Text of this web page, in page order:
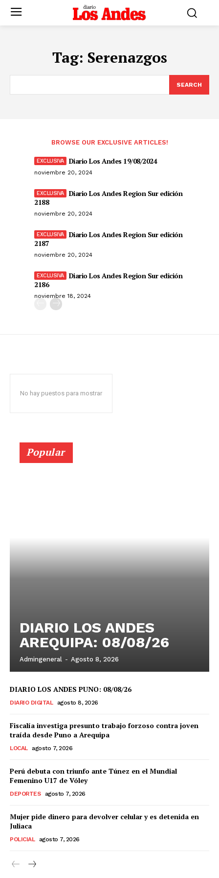
Tag: Serenazgos
SEARCH
BROWSE OUR EXCLUSIVE ARTICLES!
Diario Los Andes 19/08/2024
noviembre 20, 2024
Diario Los Andes Region Sur edición
2188
noviembre 20, 2024
Diario Los Andes Region Sur edición
2187
noviembre 20, 2024
Diario Los Andes Region Sur edición
2186
noviembre 18, 2024
No hay puestos para mostrar
Popular
DIARIO LOS ANDES
AREQUIPA: 08/08/26
Admingeneral - Agosto 8, 2026
DIARIO LOS ANDES PUNO: 08/08/26
DIARIO DIGITAL agosto 8, 2026
Fiscalía investiga presunto trabajo forzoso contra joven
traída desde Puno a Arequipa
LOCAL agosto 7, 2026
Perú debuta con triunfo ante Túnez en el Mundial
Femenino U17 de Vóley
DEPORTES agosto 7, 2026
Mujer pide dinero para devolver celular y es detenida en
Juliaca
POLICIAL agosto 7, 2026